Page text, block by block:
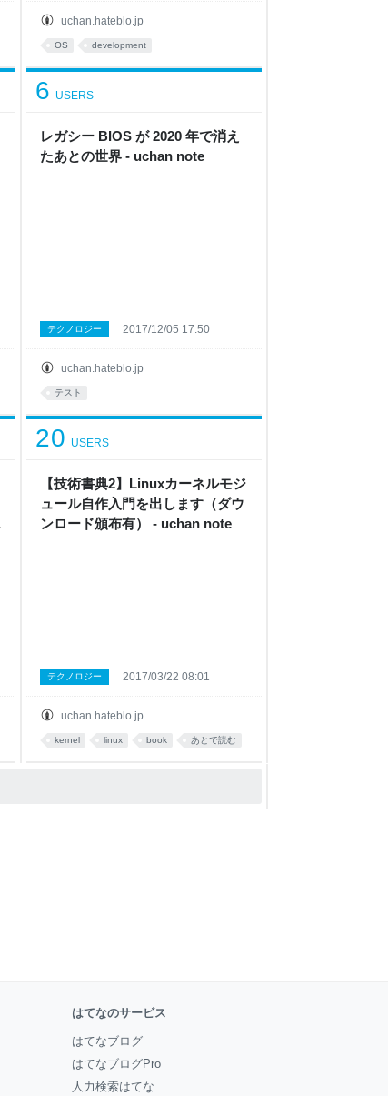
uchan.hateblo.jp
OS development
レガシー BIOS が 2020 年で消え
たあとの世界 - uchan note
6 USERS
uchan.hateblo.jp
テクノロジー 2017/12/05 17:50
テスト
【技術書典2】Linuxカーネルモジ
ュール自作入門を出します（ダウ
ンロード頒布有） - uchan note
20 USERS
uchan.hateblo.jp
テクノロジー 2017/03/22 08:01
kernel linux book あとで読む
はてなのサービス
はてなブログ
はてなブログPro
人力検索はてな